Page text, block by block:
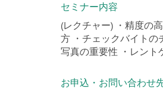
セミナー内容
(レクチャー) ・精度の
方 ・チェックバイトの
写真の重要性 ・レント
お申込・お問い合わせ